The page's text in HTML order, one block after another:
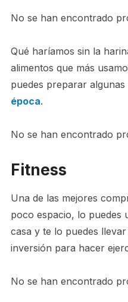
No se han encontrado
Qué haríamos sin la
alimentos que más
puedes preparar algunas
época.
No se han encontrado
Fitness
Una de las mejores
poco espacio, lo puedes
casa y te lo puedes
inversión para hacer
No se han encontrado